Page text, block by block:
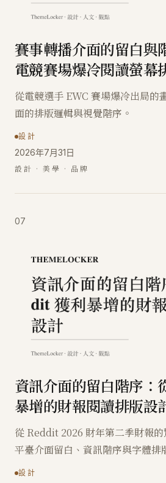
賽事轉播介面的留白與
電競賽場爆冷閱讀螢幕
從電競選手 EWC 賽場爆冷出局的
面的排版邏輯與視覺階序。
設計
2026年7月31日
設計 · 美學 · 品牌
07
資訊介面的留白階序：
暴增的財報閱讀排版設
從 Reddit 2026 財年第二季財報
平臺介面留白、資訊階序與字體排
設計